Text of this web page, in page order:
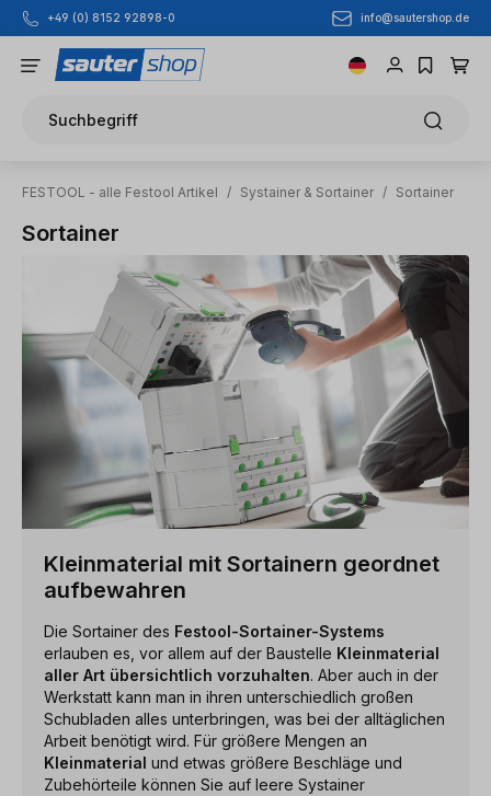
Zum Hauptinhalt springen
+49 (0) 8152 92898-0 info@sautershop.de
Suchbegriff
FESTOOL - alle Festool Artikel / Systainer & Sortainer / Sortainer
Sortainer
Kleinmaterial mit Sortainern geordnet
aufbewahren
Die Sortainer des Festool-Sortainer-Systems
erlauben es, vor allem auf der Baustelle Kleinmaterial
aller Art übersichtlich vorzuhalten. Aber auch in der
Werkstatt kann man in ihren unterschiedlich großen
Schubladen alles unterbringen, was bei der alltäglichen
Arbeit benötigt wird. Für größere Mengen an
Kleinmaterial und etwas größere Beschläge und
Zubehörteile können Sie auf leere Systainer